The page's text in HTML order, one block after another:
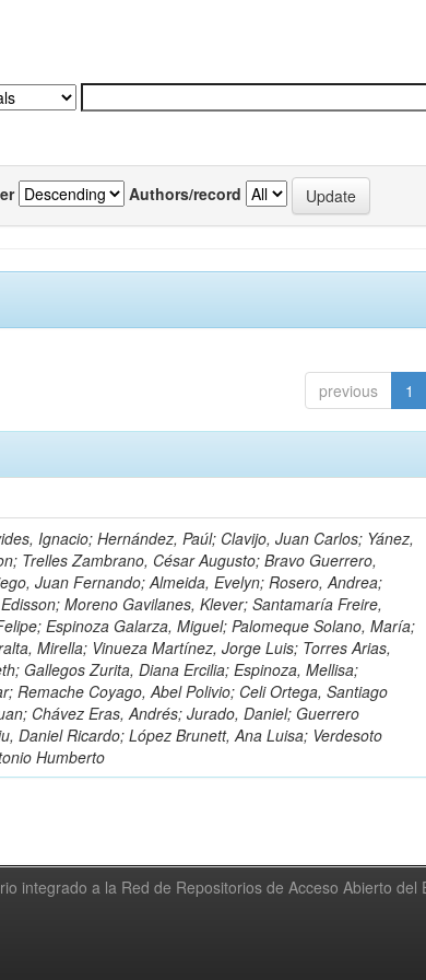
Authors/record
previous 1
Ignacio; Hernández, Paúl; Clavijo, Juan Carlos; Yánez,
Trelles Zambrano, César Augusto; Bravo Guerrero,
Juan Fernando; Almeida, Evelyn; Rosero, Andrea;
Moreno Gavilanes, Klever; Santamaría Freire,
Espinoza Galarza, Miguel; Palomeque Solano, María;
Mirella; Vinueza Martínez, Jorge Luis; Torres Arias,
Gallegos Zurita, Diana Ercilia; Espinoza, Mellisa;
Remache Coyago, Abel Polivio; Celi Ortega, Santiago
Chávez Eras, Andrés; Jurado, Daniel; Guerrero
Daniel Ricardo; López Brunett, Ana Luisa; Verdesoto
Humberto
integrado a la Red de Repositorios de Acceso Abierto del